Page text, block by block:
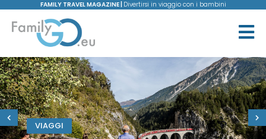
FAMILY TRAVEL MAGAZINE | Divertirsi in viaggio con i bambini
VIAGGI